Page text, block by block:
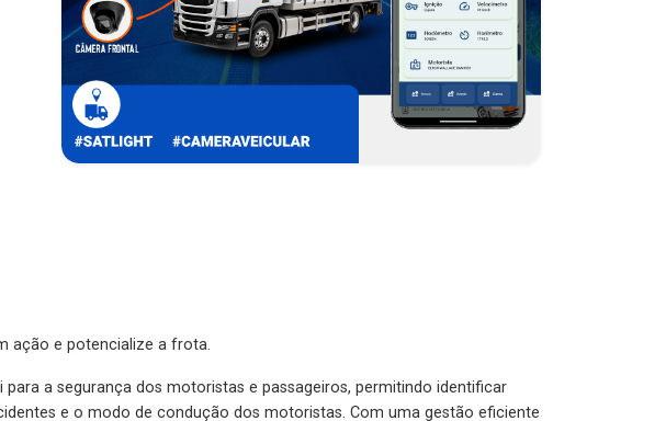
ação e potencialize a frota.
a segurança dos motoristas e passageiros, permitindo identificar
e o modo de condução dos motoristas. Com uma gestão eficiente